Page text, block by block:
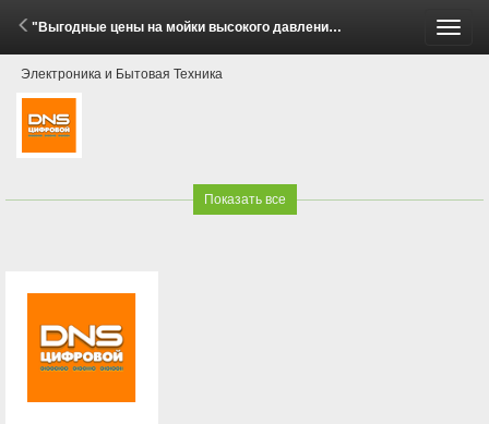
"Выгодные цены на мойки высокого давления Huter!" (29 Мая - 30 Июня 2026)
Электроника и Бытовая Техника
Показать все